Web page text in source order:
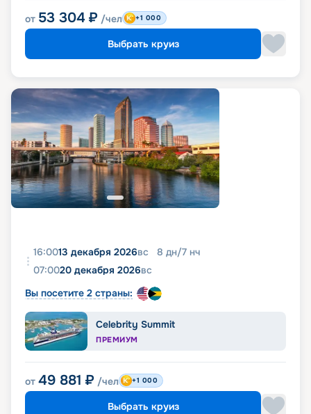
от 53 304 ₽ /чел +1 000
Выбрать круиз
16:0013 декабря 2026вс 8 дн/7 нч
07:0020 декабря 2026вс
Вы посетите 2 страны:
Celebrity Summit
ПРЕМИУМ
от 49 881 ₽ /чел +1 000
Выбрать круиз